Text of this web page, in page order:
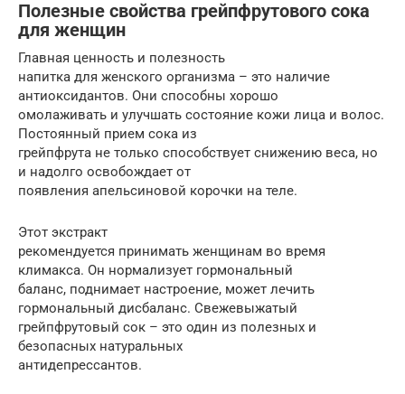
Полезные свойства грейпфрутового сока
для женщин
Главная ценность и полезность
напитка для женского организма – это наличие
антиоксидантов. Они способны хорошо
омолаживать и улучшать состояние кожи лица и волос.
Постоянный прием сока из
грейпфрута не только способствует снижению веса, но
и надолго освобождает от
появления апельсиновой корочки на теле.
Этот экстракт
рекомендуется принимать женщинам во время
климакса. Он нормализует гормональный
баланс, поднимает настроение, может лечить
гормональный дисбаланс. Свежевыжатый
грейпфрутовый сок – это один из полезных и
безопасных натуральных
антидепрессантов.